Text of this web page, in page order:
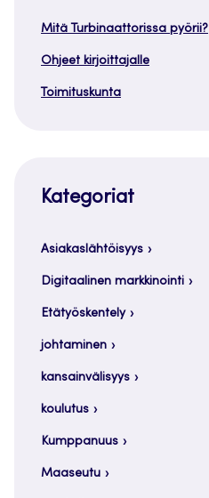
Mitä Turbinaattorissa pyörii?
Ohjeet kirjoittajalle
Toimituskunta
Kategoriat
Asiakaslähtöisyys
Digitaalinen markkinointi
Etätyöskentely
johtaminen
kansainvälisyys
koulutus
Kumppanuus
Maaseutu